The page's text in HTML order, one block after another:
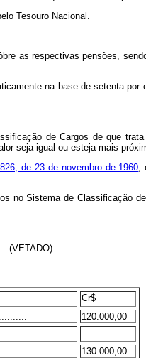
Tesouro Nacional.
as respectivas pensões,
na base de setenta por
de Cargos de que
seja igual ou esteja mais
de 23 de novembro de 1960,
no Sistema de Classificação
(VETADO).
Cr$
120.000,00
130.000,00